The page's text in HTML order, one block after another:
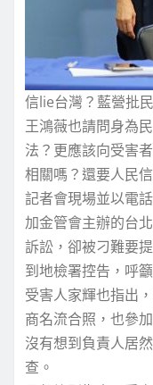
信lie台灣？藍營批
王鴻薇也請問身為
法？更應該向受害
相關嗎？還要人民
記者會現場並以電
加金管會主辦的台
訴訟，卻被刁難要
到地檢署控告，呼
受害人家輝也指出
商名流合照，也參
沒有想到負責人居
查。